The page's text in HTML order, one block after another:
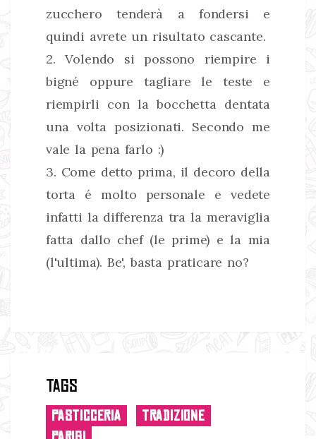
zucchero tenderà a fondersi e
quindi avrete un risultato cascante.
2. Volendo si possono riempire i
bigné oppure tagliare le teste e
riempirli con la bocchetta dentata
una volta posizionati. Secondo me
vale la pena farlo :)
3. Come detto prima, il decoro della
torta é molto personale e vedete
infatti la differenza tra la meraviglia
fatta dallo chef (le prime) e la mia
(l'ultima). Be', basta praticare no?
Tags
PASTICCERIA
TRADIZIONE